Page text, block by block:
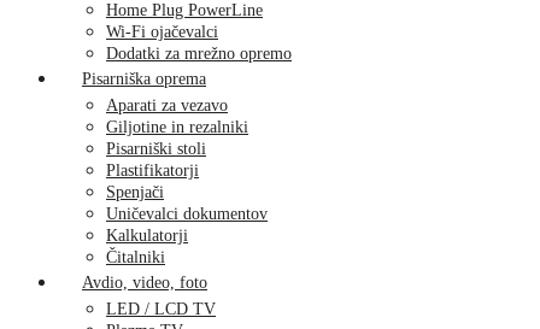
Home Plug PowerLine
Wi-Fi ojačevalci
Dodatki za mrežno opremo
Pisarniška oprema
Aparati za vezavo
Giljotine in rezalniki
Pisarniški stoli
Plastifikatorji
Spenjači
Uničevalci dokumentov
Kalkulatorji
Čitalniki
Avdio, video, foto
LED / LCD TV